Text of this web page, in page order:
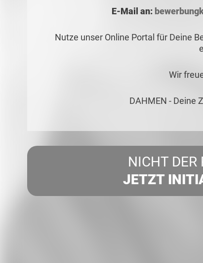
E-Mail an:
Nutze unser Online Portal für Deine
Wir
DAHMEN - Deine
NICHT DER
JETZT